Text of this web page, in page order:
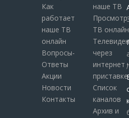
Как
работает
наше ТВ
онлайн
Вопросы-
Ответы
Акции
Новости
Контакты
наше ТВ
Просмотр
ТВ онлайн
через
интернет
приставке
Список
каналов
Архив и
;